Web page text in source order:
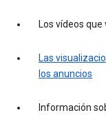
Los vídeos que
Las
los anuncios
Información